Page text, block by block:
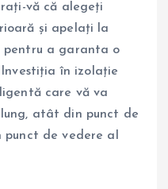
vă că alegeți
și apelați la
pentru a garanta o
în izolație
care vă va
atât din punct de
de vedere al